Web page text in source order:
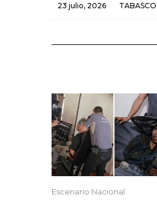
23 julio, 2026 TABASCO
Escenario Nacional